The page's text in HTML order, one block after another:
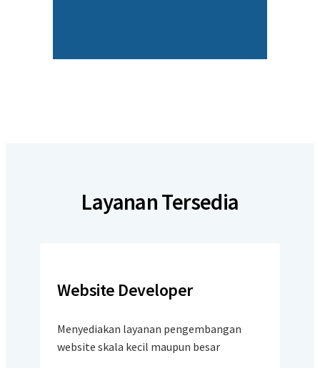
Layanan Tersedia
Website Developer
Menyediakan layanan pengembangan
website skala kecil maupun besar